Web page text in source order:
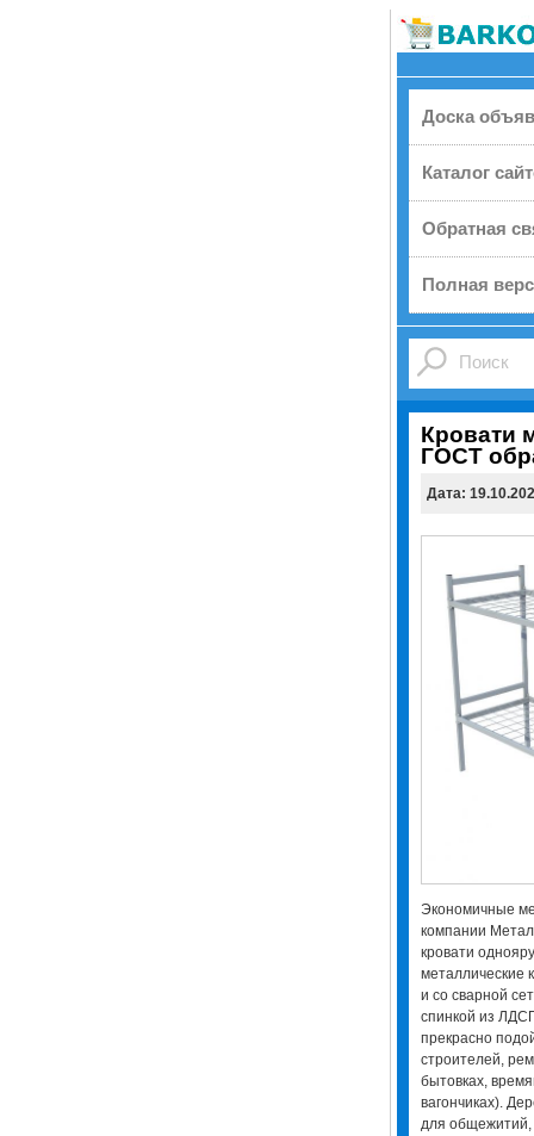
Доска
Каталог
Обратная
Полная
Кровати
ГОСТ
Дата:
Экономичные
компании
кровати
металлические
и со сварной
спинкой из
прекрасно
строителей,
бытовках,
вагончиках).
для общежитий,